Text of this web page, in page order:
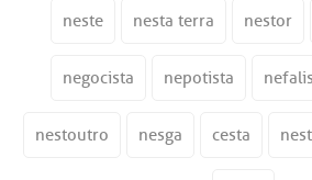
neste nesta terra nestor
negocista nepotista
nestoutro nesga cesta